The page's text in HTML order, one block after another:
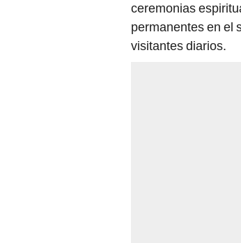
ceremonias
permanentes en el
visitantes diarios.